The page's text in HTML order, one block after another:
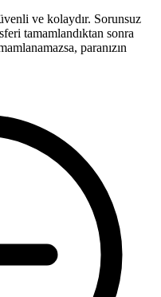
ve kolaydır. Sorunsuz
tamamlandıktan sonra
paranızın